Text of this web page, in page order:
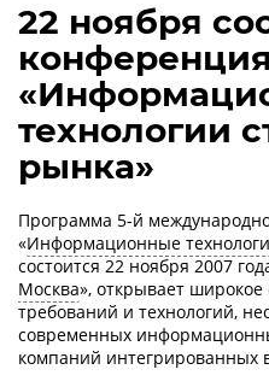
22 ноября
конференция
технологии
рынка»
Программа 5-й
«Информационные
состоится 22 ноября 2007
Москва», открывает
требований и технологий,
современных
компаний интегрированных